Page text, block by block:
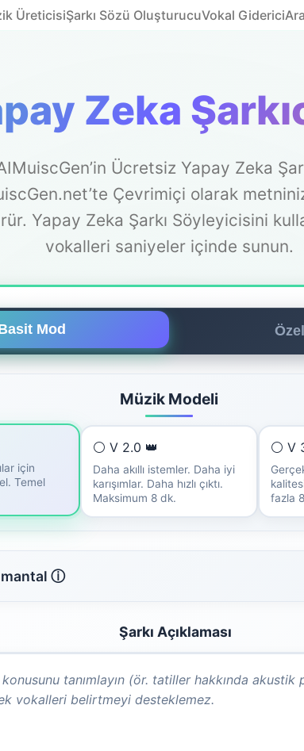
ÜreticisiŞarkı Sözü OluşturucuVokal Giderici
Zeka
Ücretsiz Yapay Zeka
Çevrimiçi olarak
Yapay Zeka Şarkı Söyleyicisini
vokalleri saniyeler içinde sunun.
Mod
Müzik Modeli
için
Temel
⚪ V 2.0 👑
Daha akıllı istemler. Daha iyi
karışımlar. Daha hızlı çıktı.
Maksimum 8 dk.
⚪ V
fazla
ⓘ
Şarkı Açıklaması